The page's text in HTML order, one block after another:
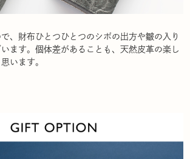
、財布ひとつひとつのシボの出方や皺の入り
ます。個体差があることも、天然皮革の楽し
います。